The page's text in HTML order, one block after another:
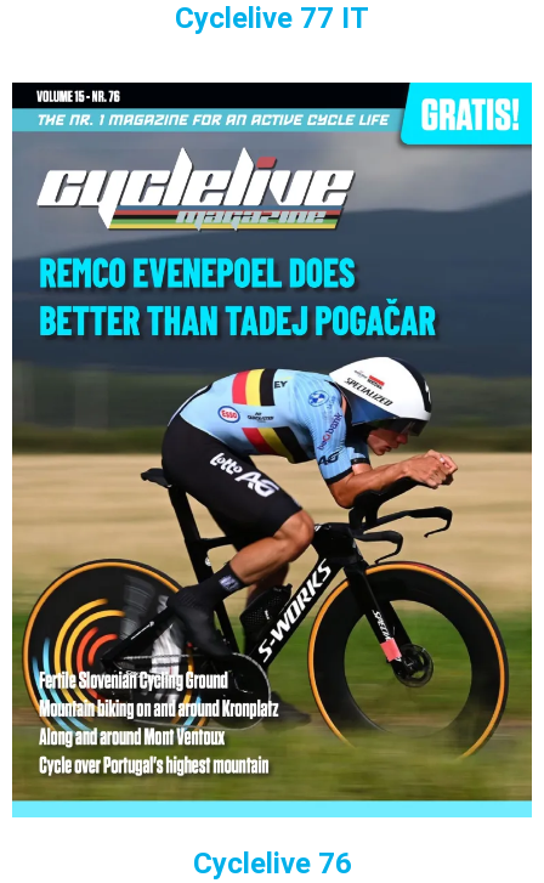
Cyclelive 77 IT
Cyclelive 76